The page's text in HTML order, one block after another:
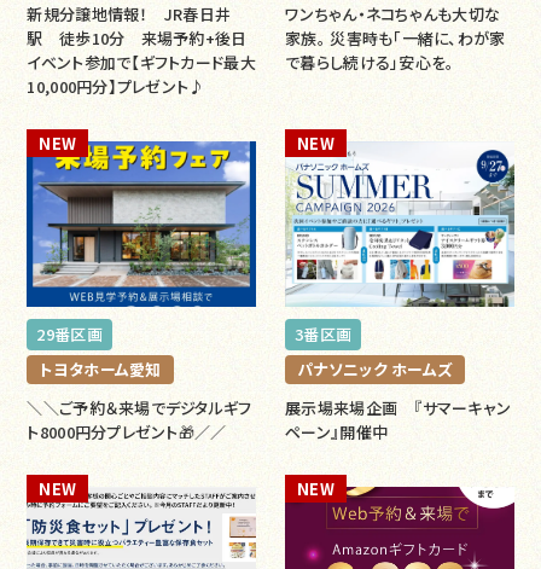
新規分譲地情報！ JR春日井
駅 徒歩10分 来場予約+後日
イベント参加で【ギフトカード最大
10,000円分】プレゼント♪
ワンちゃん・ネコちゃんも大切な
家族。 災害時も「一緒に、わが家
で暮らし続ける」安心を。
NEW
29番区画
トヨタホーム愛知
＼＼ご予約＆来場でデジタルギフ
ト8000円分プレゼント🎁／／
NEW
3番区画
パナソニック ホームズ
展示場来場企画 『サマーキャン
ペーン』開催中
NEW NEW